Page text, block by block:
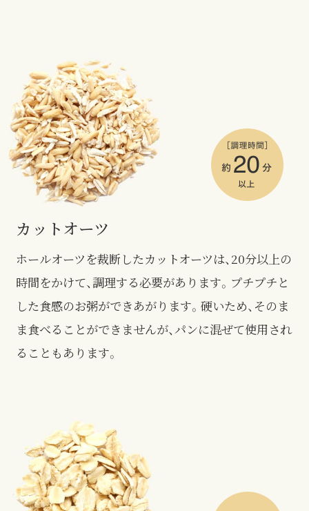
カットオーツ
ホールオーツを裁断したカットオーツは、20分以上の
時間をかけて、調理する必要があります。プチプチと
した食感のお粥ができあがります。硬いため、そのま
ま食べることができませんが、パンに混ぜて使用され
ることもあります。